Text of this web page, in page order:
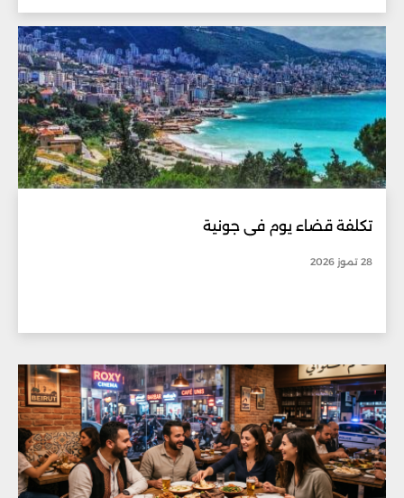
تكلفة قضاء يوم في جونية
28 تموز 2026